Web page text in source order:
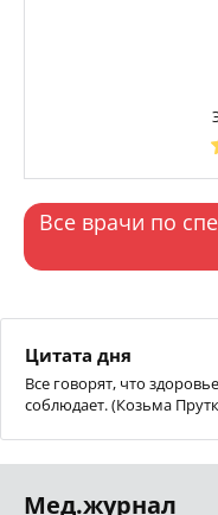
Все врачи по
Цитата дня
Все говорят, что
соблюдает. (Козьма
Мед.журнал